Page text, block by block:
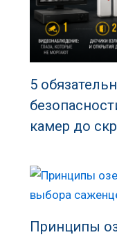
5
камер до
Принципы